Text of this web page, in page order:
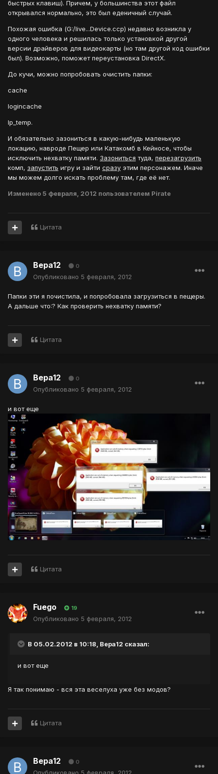
быстрых клавиш). Причем, у большинства этот файл
открывался нормально, это был еденичный случай.
Похожая ошибка (G:/live...Device.ccp) недавно возникла у
одного человека и решилась только установкой другой
версии драйверов для видеокарты (но там другой код ошибки
был). Возможно, поможет переустановка DirectX.
До кучи, можно попробовать очистить папки:
cache
logincache
lp_temp.
И обязательно зазониться в какую-нибудь маленькую
локацию, навроде Пещер или Катакомб в Кейносе, чтобы
исключить нехватку памяти. Зазониться туда, перезагрузить
комп, запустить игру и зайти сразу этим персонажем. Иначе
мы можем долго искать проблему там, где её нет.
Изменено 5 февраля, 2012 пользователем Pirate
Цитата
Вера12 0
Опубликовано 5 февраля, 2012
Папки эти я почистила, и попробовала загрузиться в пещеры.
А дальше что:? Как проверить нехватку памяти?
Цитата
Вера12 0
Опубликовано 5 февраля, 2012
и вот еще
Цитата
Fuego 19
Опубликовано 5 февраля, 2012
В 05.02.2012 в 10:18, Вера12 сказал:
и вот еще
Я так понимаю - вся эта веселуха уже без модов?
Цитата
Вера12 0